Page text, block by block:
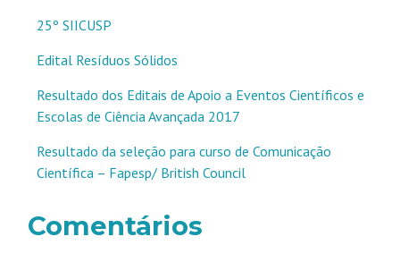
25º SIICUSP
Edital Resíduos Sólidos
Resultado dos Editais de Apoio a Eventos Científicos e
Escolas de Ciência Avançada 2017
Resultado da seleção para curso de Comunicação
Científica – Fapesp/ British Council
Comentários